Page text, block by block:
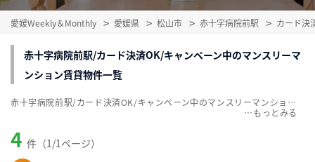
愛媛Weekly＆Monthly 愛媛県 松山市 赤十字病院前駅 カード決
赤十字病院前駅/カード決済OK/キャンペーン中のマンスリーマ
ンション賃貸物件一覧
4 件（1/1ページ）
赤十字病院前駅/カード決済OK/キャンペーン中のマンスリーマンション賃貸物件一覧を掲載中。敷金・礼金無料、家具・家電付をご紹介。こだわり条件での絞込みも簡単！
…